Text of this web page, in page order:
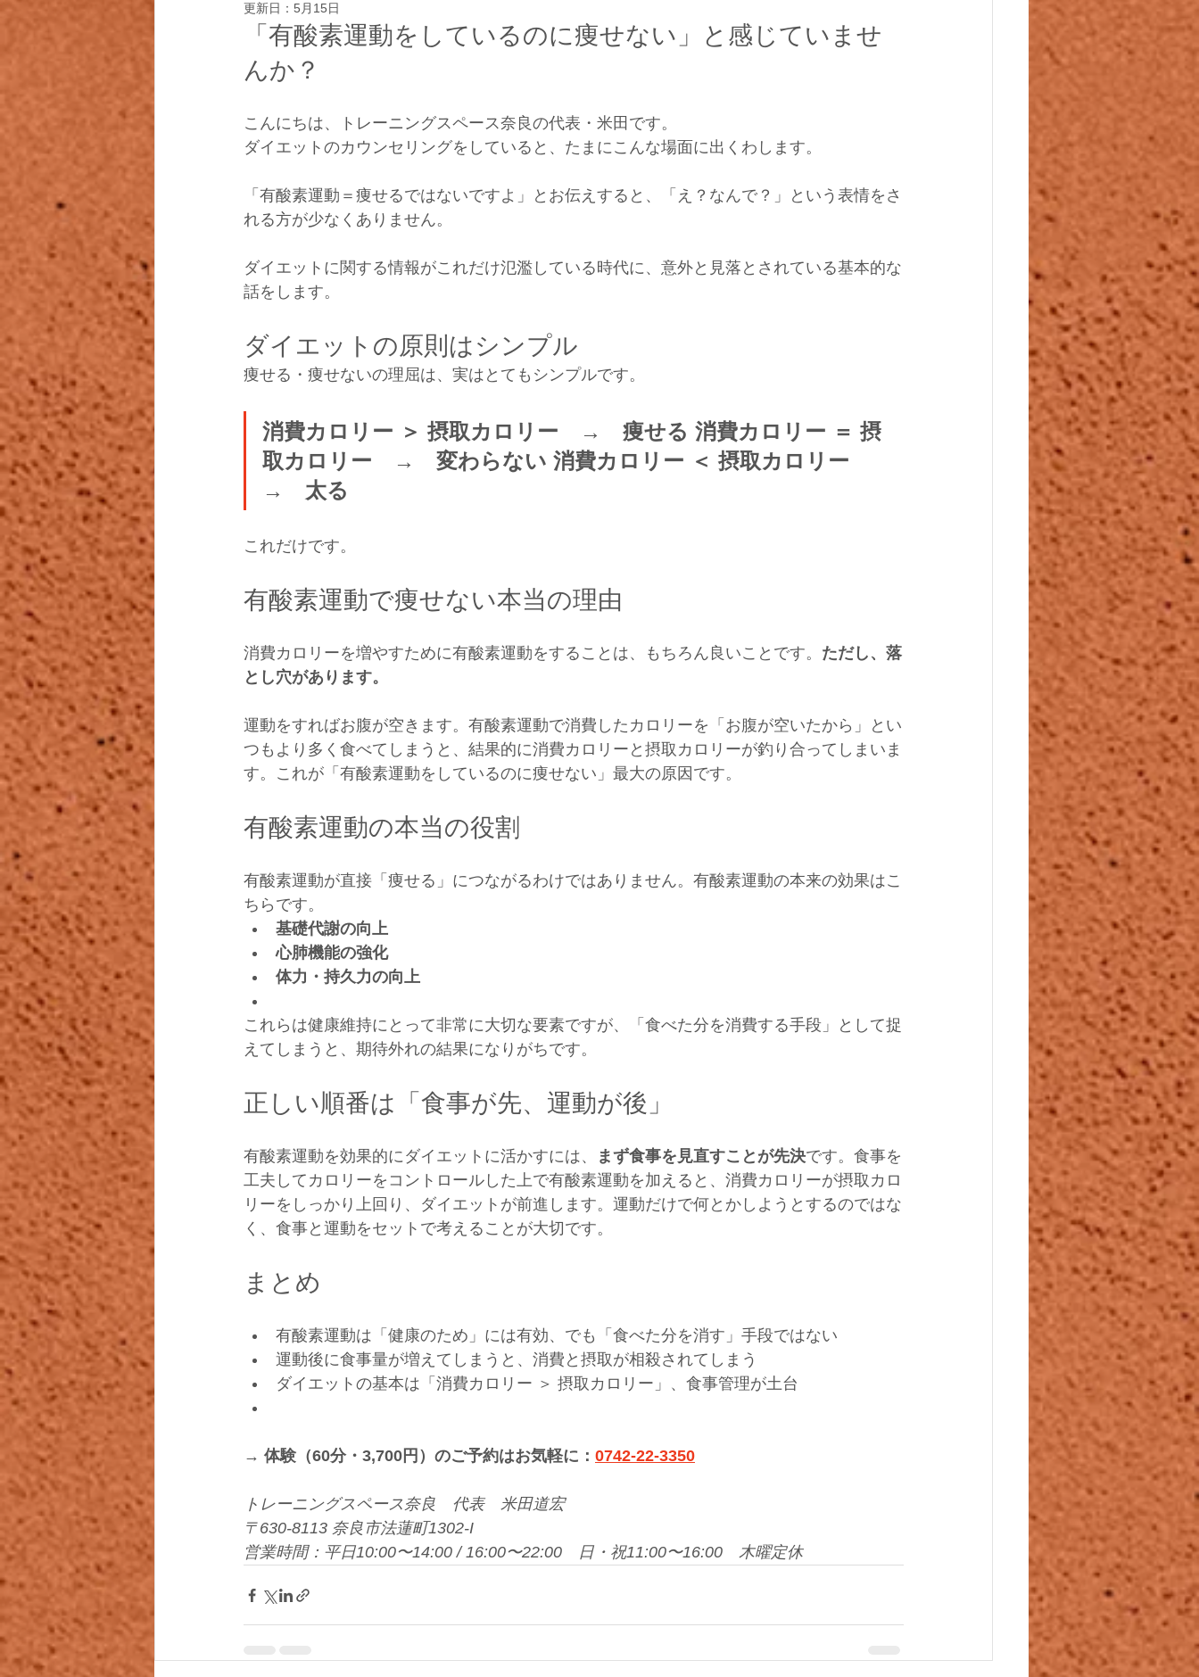
更新日： 5月15日
「有酸素運動をしているのに痩せない」と感じていませ
んか？
こんにちは、トレーニングスペース奈良の代表・米田です。
ダイエットのカウンセリングをしていると、たまにこんな場面に出くわします。
「有酸素運動＝痩せるではないですよ」とお伝えすると、「え？なんで？」という表情をさ
れる方が少なくありません。
ダイエットに関する情報がこれだけ氾濫している時代に、意外と見落とされている基本的な
話をします。
ダイエットの原則はシンプル
痩せる・痩せないの理屈は、実はとてもシンプルです。
消費カロリー ＞ 摂取カロリー　→　痩せる 消費カロリー ＝ 摂
取カロリー　→　変わらない 消費カロリー ＜ 摂取カロリー
→　太る
これだけです。
有酸素運動で痩せない本当の理由
消費カロリーを増やすために有酸素運動をすることは、もちろん良いことです。 ただし、落
とし穴があります。
運動をすればお腹が空きます。有酸素運動で消費したカロリーを「お腹が空いたから」とい
つもより多く食べてしまうと、結果的に消費カロリーと摂取カロリーが釣り合ってしまいま
す。これが「有酸素運動をしているのに痩せない」最大の原因です。
有酸素運動の本当の役割
有酸素運動が直接「痩せる」につながるわけではありません。有酸素運動の本来の効果はこ
ちらです。
基礎代謝の向上
心肺機能の強化
体力・持久力の向上
これらは健康維持にとって非常に大切な要素ですが、「食べた分を消費する手段」として捉
えてしまうと、期待外れの結果になりがちです。
正しい順番は「食事が先、運動が後」
有酸素運動を効果的にダイエットに活かすには、 まず食事を見直すことが先決です。食事を
工夫してカロリーをコントロールした上で有酸素運動を加えると、消費カロリーが摂取カロ
リーをしっかり上回り、ダイエットが前進します。運動だけで何とかしようとするのではな
く、食事と運動をセットで考えることが大切です。
まとめ
有酸素運動は「健康のため」には有効、でも「食べた分を消す」手段ではない
運動後に食事量が増えてしまうと、消費と摂取が相殺されてしまう
ダイエットの基本は「消費カロリー ＞ 摂取カロリー」、食事管理が土台
→ 体験（60分・3,700円）のご予約はお気軽に： 0742-22-3350
トレーニングスペース奈良　代表　米田道宏
〒630-8113 奈良市法蓮町1302-I
営業時間：平日10:00〜14:00 / 16:00〜22:00　日・祝11:00〜16:00　木曜定休